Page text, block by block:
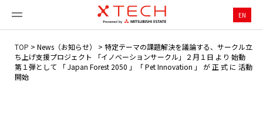
EN
TOP > News（お知らせ） > 特定テーマの課題解決を議論する、サークル立
ち上げ支援プロジェクト 「イノベーションサークル」２月１日 より 始動
第１弾として 「 Japan Forest 2050 」「 Pet Innovation 」 が 正 式 に 活動
開始